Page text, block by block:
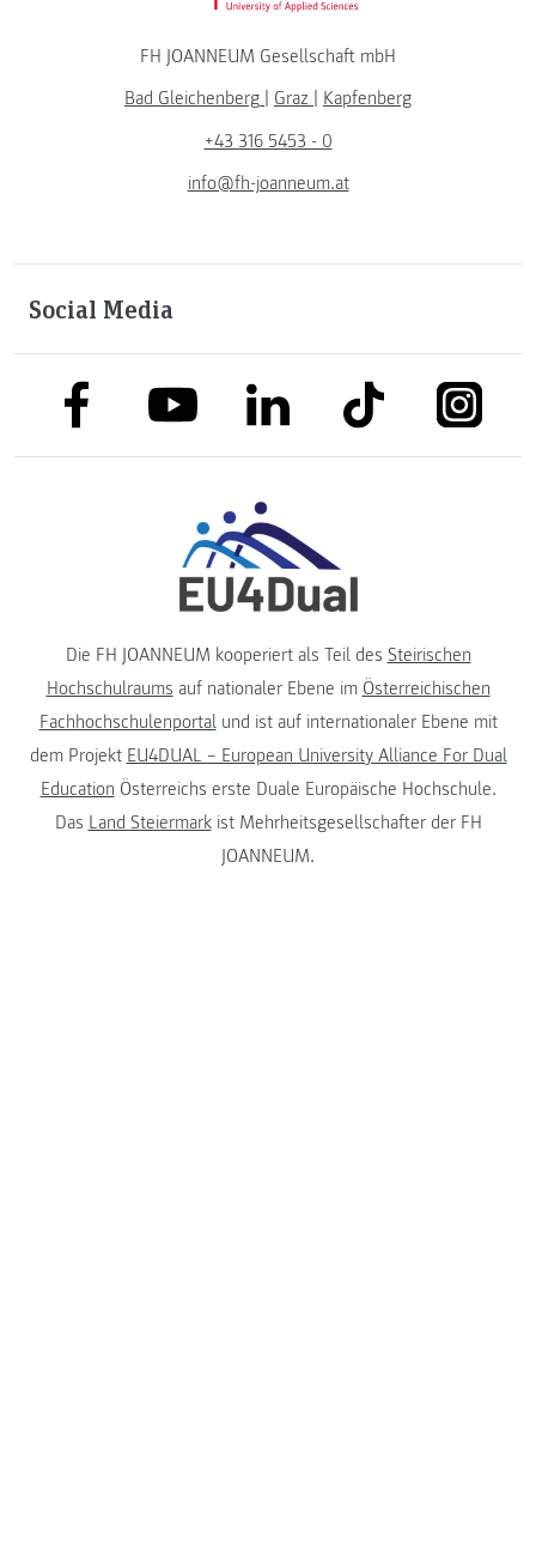
FH JOANNEUM Gesellschaft mbH
Bad Gleichenberg
Graz
Kapfenberg
+43 316 5453 - 0
info@fh-joanneum.at
Social Media
link to facebooklink to youtubelink to linkedinlink to tiktok
Die FH JOANNEUM kooperiert als Teil des Steirischen
Hochschulraums auf nationaler Ebene im Österreichischen
Fachhochschulenportalund ist auf internationaler Ebene mit
dem Projekt EU4DUAL – European University Alliance For Dual
Education Österreichs erste Duale Europäische Hochschule.
Das Land Steiermarkist Mehrheitsgesellschafter der FH
JOANNEUM.